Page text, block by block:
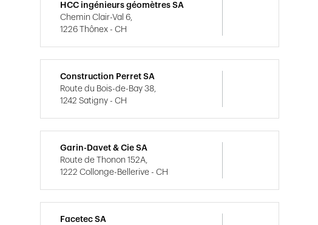
HCC ingénieurs géomètres SA
Chemin Clair-Val 6,
1226 Thônex - CH
Construction Perret SA
Route du Bois-de-Bay 38,
1242 Satigny - CH
Garin-Davet & Cie SA
Route de Thonon 152A,
1222 Collonge-Bellerive - CH
Facetec SA